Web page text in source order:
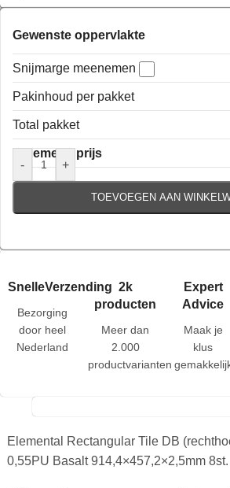
€
Gewenste oppervlakte
Snijmarge meenemen
Pakinhoud per pakket
Total pakket
Algemene prijs
-
+
TOEVOEGEN AAN
SnelleVerzending
Bezorging
door heel
Nederland
2k
producten
Meer dan
2.000
productvarianten
Expert
Advice
Maak je
klus
Elemental Rectangular Tile DB
0,55PU Basalt 914,4×457,2×2,5mm 8st.